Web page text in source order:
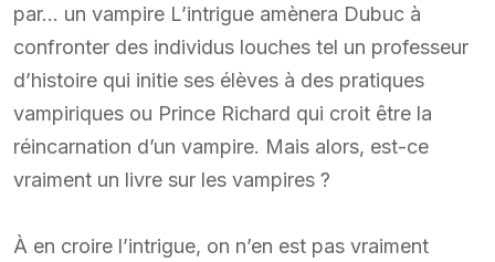
par… un vampire L’intrigue amènera Dubuc à
confronter des individus louches tel un professeur
d’histoire qui initie ses élèves à des pratiques
vampiriques ou Prince Richard qui croit être la
réincarnation d’un vampire. Mais alors, est-ce
vraiment un livre sur les vampires ?
À en croire l’intrigue, on n’en est pas vraiment